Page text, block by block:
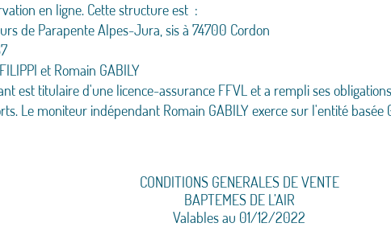
en ligne. Cette structure est :
de Parapente Alpes-Jura, sis à 74700 Cordon
et Romain GABILY
est titulaire d'une licence-assurance FFVL et a rempli ses
Le moniteur indépendant Romain GABILY exerce sur l'entité basée
CONDITIONS GENERALES DE VENTE
BAPTEMES DE L’AIR
Valables au 01/12/2022